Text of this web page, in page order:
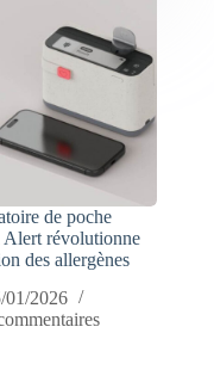
de poche
Alert révolutionne
des allergènes
01/2026